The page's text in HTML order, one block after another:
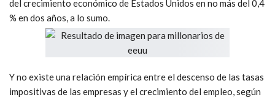
del crecimiento económico de Estados Unidos en no más del 0,4
% en dos años, a lo sumo.
Y no existe una relación empírica entre el descenso de las tasas
impositivas de las empresas y el crecimiento del empleo, según